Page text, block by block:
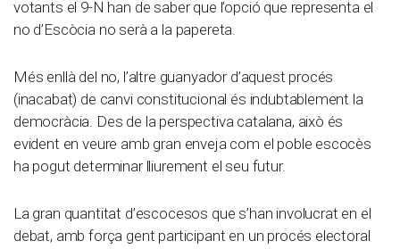
votants el 9-N han de saber que l’opció que representa el
no d’Escòcia no serà a la papereta.
Més enllà del no, l’altre guanyador d’aquest procés
(inacabat) de canvi constitucional és indubtablement la
democràcia. Des de la perspectiva catalana, això és
evident en veure amb gran enveja com el poble escocès
ha pogut determinar lliurement el seu futur.
La gran quantitat d’escocesos que s’han involucrat en el
debat, amb força gent participant en un procés electoral